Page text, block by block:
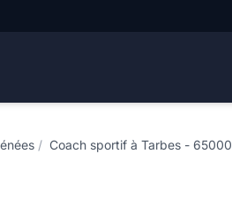
/ Coach sportif à Tarbes - 65000